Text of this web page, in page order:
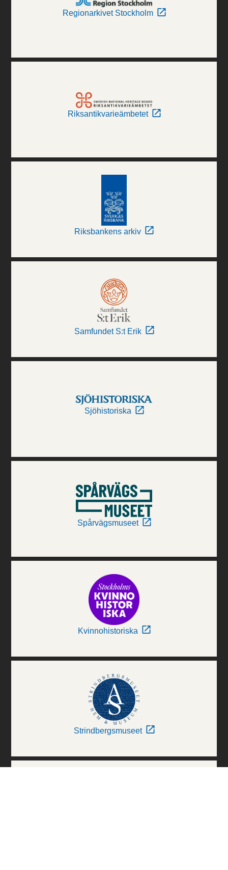
Regionarkivet Stockholm
Riksantikvarieämbetet
Riksbankens arkiv
Samfundet S:t Erik
Sjöhistoriska
Spårvägsmuseet
Kvinnohistoriska
Strindbergsmuseet